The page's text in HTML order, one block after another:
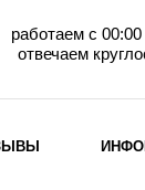
работаем с
отвечаем